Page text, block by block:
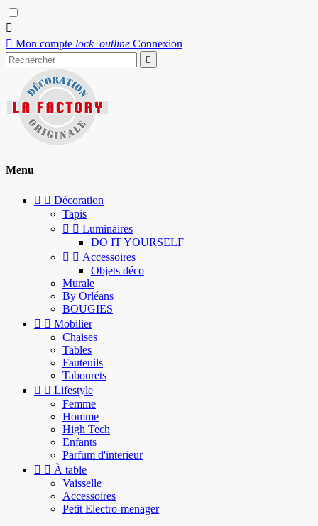

 Mon compte lock_outline Connexion

Menu
  Décoration
Tapis
  Luminaires
DO IT YOURSELF
  Accessoires
Objets déco
Murale
By Orléans
BOUGIES
  Mobilier
Chaises
Tables
Fauteuils
Tabourets
  Lifestyle
Femme
Homme
High Tech
Enfants
Parfum d'interieur
  À table
Vaisselle
Accessoires
Petit Electro-menager